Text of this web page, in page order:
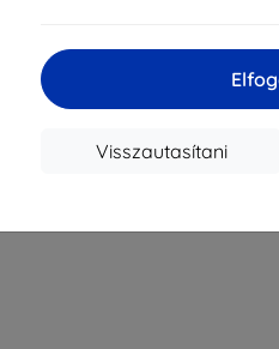
Visszautasítani